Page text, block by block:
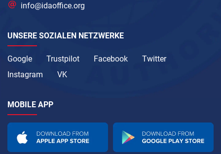
info@idaoffice.org
UNSERE SOZIALEN NETZWERKE
Google Trustpilot Facebook
Twitter
Instagram
VK
MOBILE APP